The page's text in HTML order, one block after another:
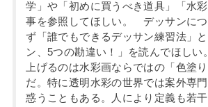
学」や「初めに買うべき道具」「水
事を参照してほしい。 デッサンにつ
ず「誰でもできるデッサン練習法」
ン、5つの勘違い！」を読んでほし
上げるのは水彩画ならではの「色塗り
だ。特に透明水彩の世界では案外専
惑うこともある。人により定義も若干